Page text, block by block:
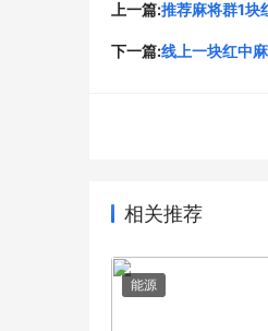
以上是我在麻将游
能，才能在麻将游
上一篇:推荐麻将群1块
下一篇:线上一块红中
相关推荐
能源